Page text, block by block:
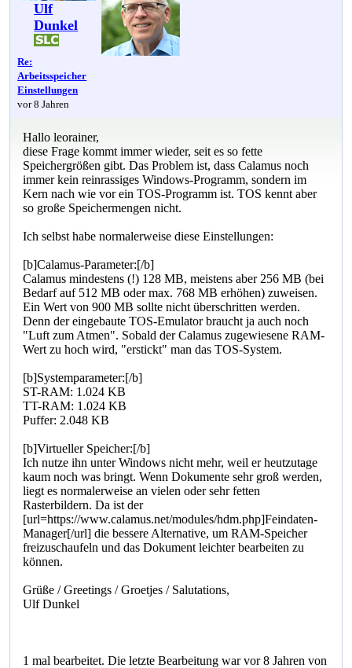
Ulf
Dunkel
Re:
Arbeitsspeicher
Einstellungen
vor 8 Jahren
Hallo leorainer,
diese Frage kommt immer wieder, seit es so fette
Speichergrößen gibt. Das Problem ist, dass Calamus noch
immer kein reinrassiges Windows-Programm, sondern im
Kern nach wie vor ein TOS-Programm ist. TOS kennt aber
so große Speichermengen nicht.
Ich selbst habe normalerweise diese Einstellungen:
[b]Calamus-Parameter:[/b]
Calamus mindestens (!) 128 MB, meistens aber 256 MB (bei
Bedarf auf 512 MB oder max. 768 MB erhöhen) zuweisen.
Ein Wert von 900 MB sollte nicht überschritten werden.
Denn der eingebaute TOS-Emulator braucht ja auch noch
"Luft zum Atmen". Sobald der Calamus zugewiesene RAM-
Wert zu hoch wird, "erstickt" man das TOS-System.
[b]Systemparameter:[/b]
ST-RAM: 1.024 KB
TT-RAM: 1.024 KB
Puffer: 2.048 KB
[b]Virtueller Speicher:[/b]
Ich nutze ihn unter Windows nicht mehr, weil er heutzutage
kaum noch was bringt. Wenn Dokumente sehr groß werden,
liegt es normalerweise an vielen oder sehr fetten
Rasterbildern. Da ist der
[url=https://www.calamus.net/modules/hdm.php]Feindaten-
Manager[/url] die bessere Alternative, um RAM-Speicher
freizuschaufeln und das Dokument leichter bearbeiten zu
können.
Grüße / Greetings / Groetjes / Salutations,
Ulf Dunkel
1 mal bearbeitet. Die letzte Bearbeitung war vor 8 Jahren von